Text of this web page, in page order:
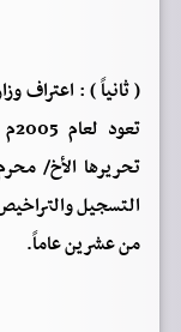
( ثانياً ) : اعتراف
تحريرها الأخ/
التسجيل
من عشرين عاماً.